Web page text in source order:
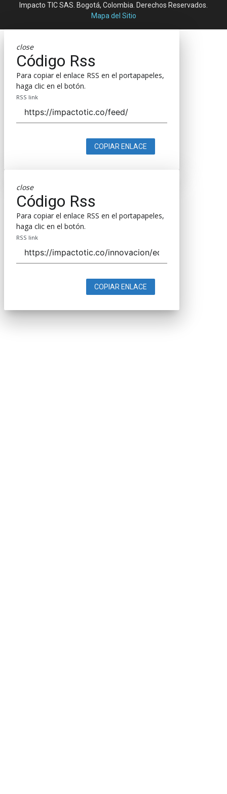
Impacto TIC SAS. Bogotá, Colombia. Derechos Reservados.
Mapa del Sitio
close
Código Rss
Para copiar el enlace RSS en el portapapeles,
haga clic en el botón.
RSS link
COPIAR ENLACE
close
Código Rss
Para copiar el enlace RSS en el portapapeles,
haga clic en el botón.
RSS link
COPIAR ENLACE